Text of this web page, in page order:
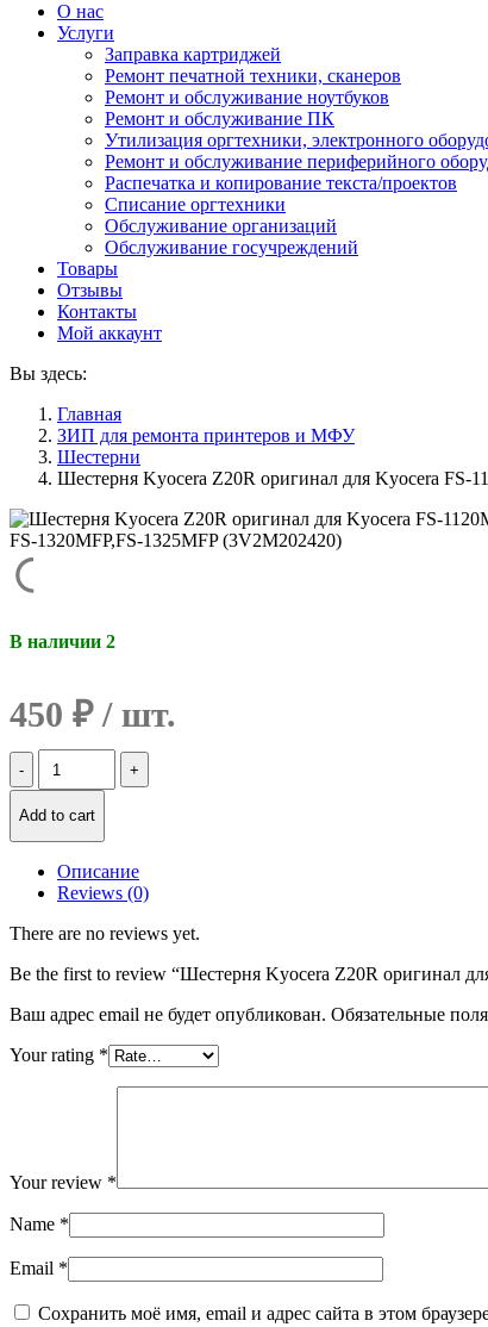
О нас
Услуги
Заправка картриджей
Ремонт печатной техники, сканеров
Ремонт и обслуживание ноутбуков
Ремонт и обслуживание ПК
Утилизация оргтехники, электронного
Ремонт и обслуживание периферийного
Распечатка и копирование текста/проектов
Списание оргтехники
Обслуживание организаций
Обслуживание госучреждений
Товары
Отзывы
Контакты
Мой аккаунт
Вы здесь:
Главная
ЗИП для ремонта принтеров и МФУ
Шестерни
Шестерня Kyocera Z20R оригинал для Kyocera FS-
В наличии 2
450 ₽
Количество
Шестерня
Z20R
оригинал
Kyocera
1120MFP,FS-
FS-
1325MFP
Add to cart
Описание
Reviews (0)
There are no reviews yet.
Be the first to review “Шестерня Kyocera Z20R оригинал
Ваш адрес email не будет опубликован. Обязательные
Your rating *
Your review *
Name *
Email *
Сохранить моё имя, email и адрес сайта в этом